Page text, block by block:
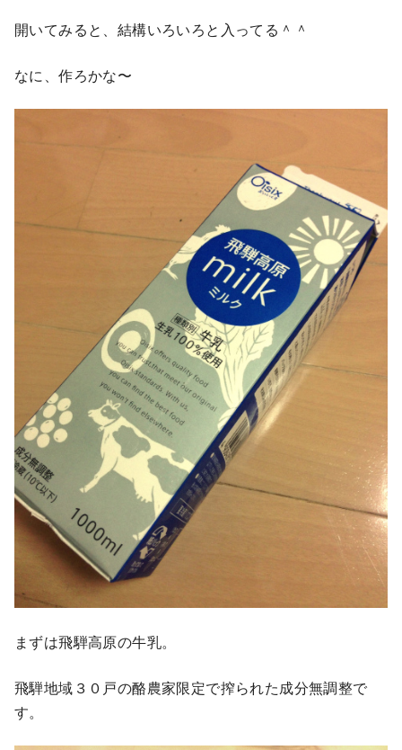
開いてみると、結構いろいろと入ってる＾＾
なに、作ろかな〜
まずは飛騨高原の牛乳。
飛騨地域３０戸の酪農家限定で搾られた成分無調整で
す。